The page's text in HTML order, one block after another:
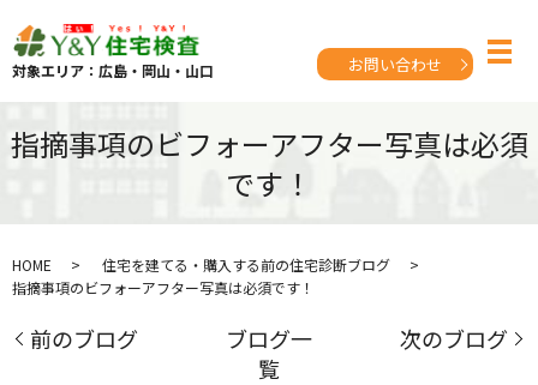
対象エリア：広島・岡山・山口 お問い合わせ
指摘事項のビフォーアフター写真は必須
です！
HOME
住宅を建てる・購入する前の住宅診断ブログ
指摘事項のビフォーアフター写真は必須です！
前のブログ
ブログ一
覧
次のブログ